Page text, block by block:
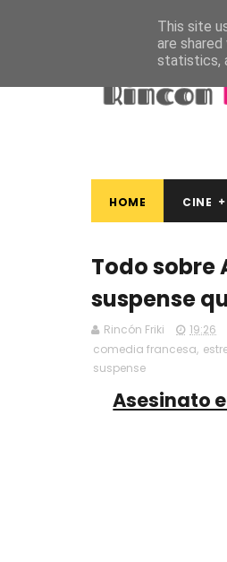
HOME CINE
Todo sobre
suspense
Rincón Friki 19:26
comedia francesa,
suspense
Asesinato
This site
are
statistics,